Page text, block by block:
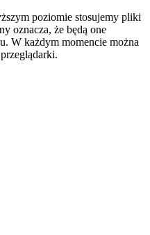
poziomie stosujemy pliki
oznacza, że będą one
W każdym momencie można